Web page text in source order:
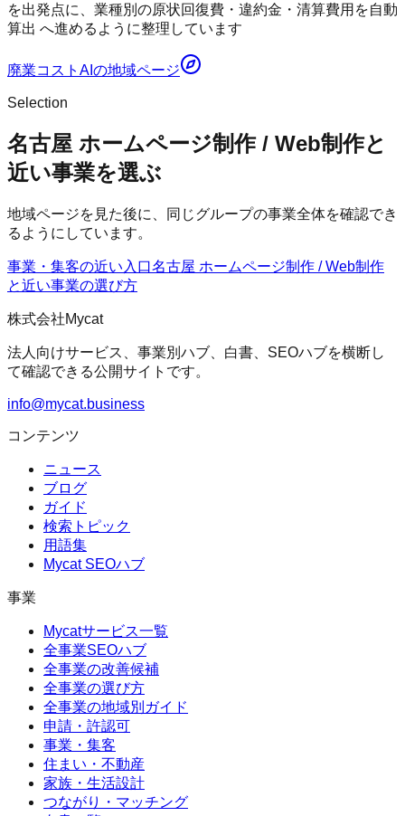
を出発点に、業種別の原状回復費・違約金・清算費用を自動
算出 へ進めるように整理しています
廃業コストAI の地域ページ
Selection
名古屋 ホームページ制作 / Web制作と
近い事業を選ぶ
地域ページを見た後に、同じグループの事業全体を確認でき
るようにしています。
事業・集客の近い入口名古屋 ホームページ制作 / Web制作
と近い事業の選び方
株式会社Mycat
法人向けサービス、事業別ハブ、白書、SEOハブを横断し
て確認できる公開サイトです。
info@mycat.business
コンテンツ
ニュース
ブログ
ガイド
検索トピック
用語集
Mycat SEOハブ
事業
Mycatサービス一覧
全事業SEOハブ
全事業の改善候補
全事業の選び方
全事業の地域別ガイド
申請・許認可
事業・集客
住まい・不動産
家族・生活設計
つながり・マッチング